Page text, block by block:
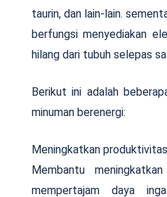
taurin, dan lain-lain.
berfungsi menyediakan
hilang dari tubuh selepas
Berikut ini adalah
minuman berenergi:
Meningkatkan
Membantu
mempertajam daya